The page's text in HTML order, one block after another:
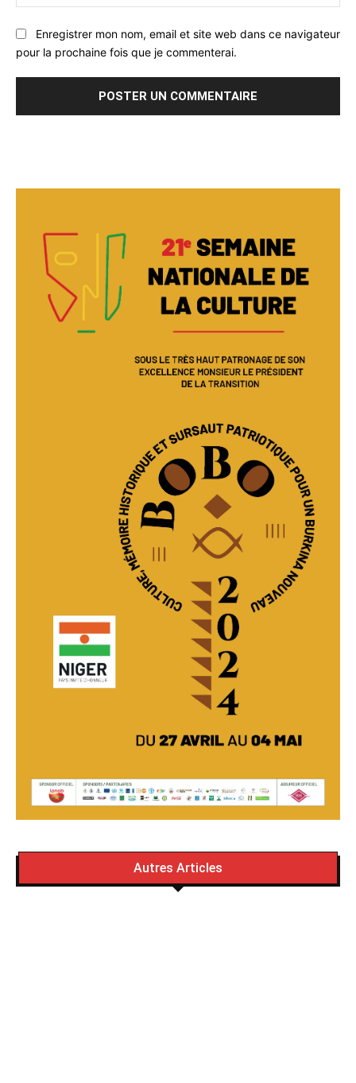
:
Enregistrer mon nom, email et site web dans ce navigateur
pour la prochaine fois que je commenterai.
Autres Articles